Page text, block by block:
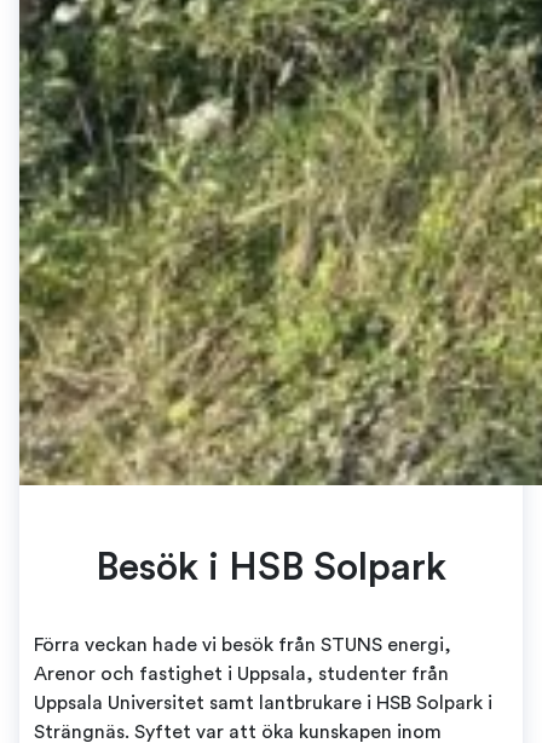
Besök i HSB Solpark
Förra veckan hade vi besök från STUNS energi,
Arenor och fastighet i Uppsala, studenter från
Uppsala Universitet samt lantbrukare i HSB Solpark i
Strängnäs. Syftet var att öka kunskapen inom